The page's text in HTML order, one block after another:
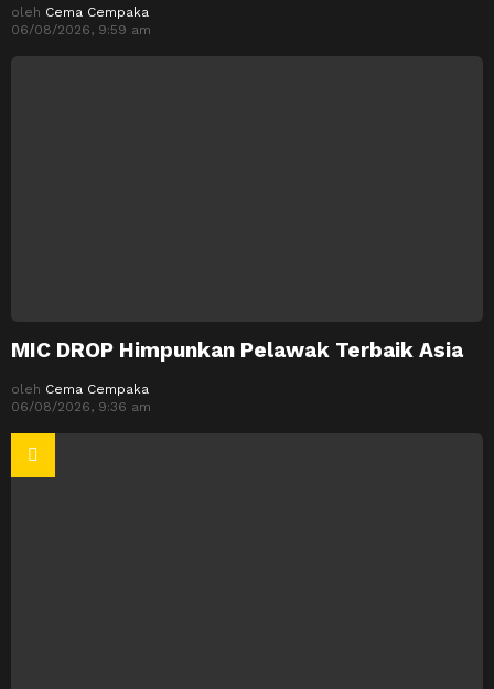
oleh Cema Cempaka
06/08/2026, 9:59 am
MIC DROP Himpunkan Pelawak Terbaik Asia
oleh Cema Cempaka
06/08/2026, 9:36 am